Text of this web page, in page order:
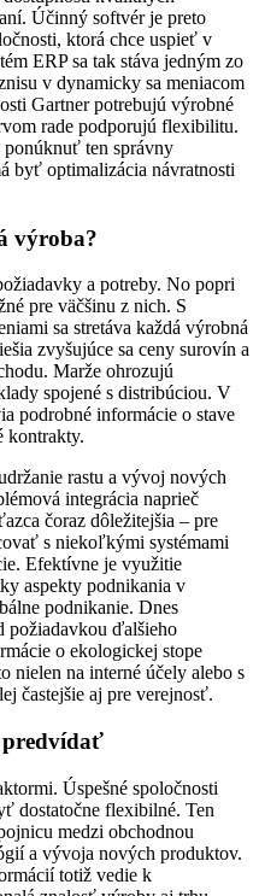
Účinný softvér je preto
ktorá chce uspieť v
ERP sa tak stáva jedným zo
v dynamicky sa meniacom
Gartner potrebujú výrobné
rade podporujú flexibilitu.
ponúknuť ten správny
byť optimalizácia návratnosti
výroba?
a potreby. No popri
pre väčšinu z nich. S
sa stretáva každá výrobná
zvyšujúce sa ceny surovín a
Marže ohrozujú
spojené s distribúciou. V
podrobné informácie o stave
kontrakty.
rastu a vývoj nových
integrácia naprieč
čoraz dôležitejšia – pre
s niekoľkými systémami
Efektívne je využitie
aspekty podnikania v
podnikanie. Dnes
požiadavkou ďalšieho
o ekologickej stope
nielen na interné účely alebo s
častejšie aj pre verejnosť.
Úspešné spoločnosti
dostatočne flexibilné. Ten
medzi obchodnou
a vývoja nových produktov.
totiž vedie k